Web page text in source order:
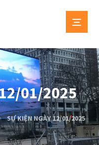
01/2025
SỰ KIỆN NGÀY 12/01/2025